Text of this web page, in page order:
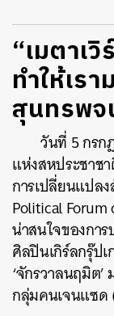
“เมตาเ
ทำให้เร
สุนทรพจ
วันที่ 5 กร
แห่งสหประชาช
การเปลี่ยนแปล
Political
น่าสนใจของกา
ศิลปินเกิร์ลกรุ๊ป
‘จักรวาลนฤมิต
กลุ่มคนเจนแซด